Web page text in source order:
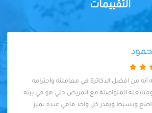
التقييمات
من افضل الدكاترة في معاملته واحترامه
المتواصلة مع المريض حتي هو في بيته
وبسيط ويقدر كل واحد مافي عنده تميز